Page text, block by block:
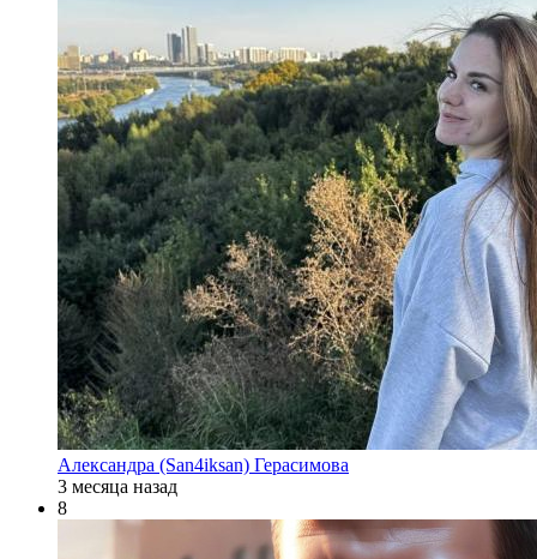
Александра (San4iksan) Герасимова
3 месяца назад
8